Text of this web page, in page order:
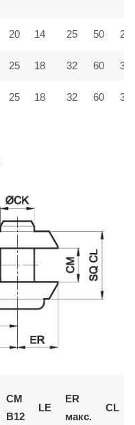
20 14 25 50
25 18 32 60
25 18 32 60
CM
B12
LE
ER
макс.
CL